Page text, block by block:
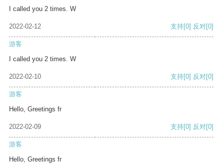
I called you 2 times. W
2022-02-12 支持[0] 反对[0]
游客
I called you 2 times. W
2022-02-10 支持[0] 反对[0]
游客
Hello, Greetings fr
2022-02-09 支持[0] 反对[0]
游客
Hello, Greetings fr